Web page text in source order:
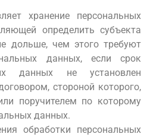
хранение персональных
определить субъекта
дольше, чем этого требуют
данных, если срок
данных не установлен
стороной которого,
поручителем по которому
данных.
обработки персональных